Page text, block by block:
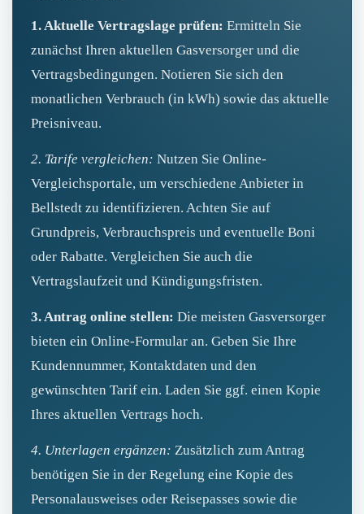
1. Aktuelle Vertragslage prüfen: Ermitteln Sie
zunächst Ihren aktuellen Gasversorger und die
Vertragsbedingungen. Notieren Sie sich den
monatlichen Verbrauch (in kWh) sowie das aktuelle
Preisniveau.
2. Tarife vergleichen: Nutzen Sie Online-
Vergleichsportale, um verschiedene Anbieter in
Bellstedt zu identifizieren. Achten Sie auf
Grundpreis, Verbrauchspreis und eventuelle Boni
oder Rabatte. Vergleichen Sie auch die
Vertragslaufzeit und Kündigungsfristen.
3. Antrag online stellen: Die meisten Gasversorger
bieten ein Online-Formular an. Geben Sie Ihre
Kundennummer, Kontaktdaten und den
gewünschten Tarif ein. Laden Sie ggf. einen Kopie
Ihres aktuellen Vertrags hoch.
4. Unterlagen ergänzen: Zusätzlich zum Antrag
benötigen Sie in der Regelung eine Kopie des
Personalausweises oder Reisepasses sowie die